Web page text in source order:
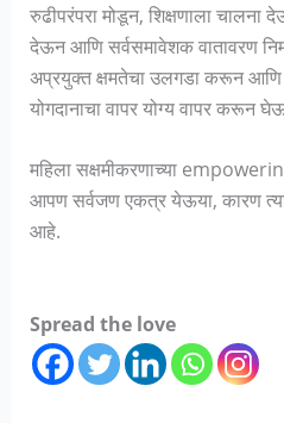
रुढीपरंपरा मोडून, शिक्षणाला चालना
देऊन आणि सर्वसमावेशक वातावरण
अप्रयुक्त क्षमतेचा उलगडा करून आणि
योगदानाचा वापर योग्य वापर करून
महिला सक्षमीकरणाच्या
आपण सर्वजण एकत्र येऊया, कारण
आहे.
Spread the love